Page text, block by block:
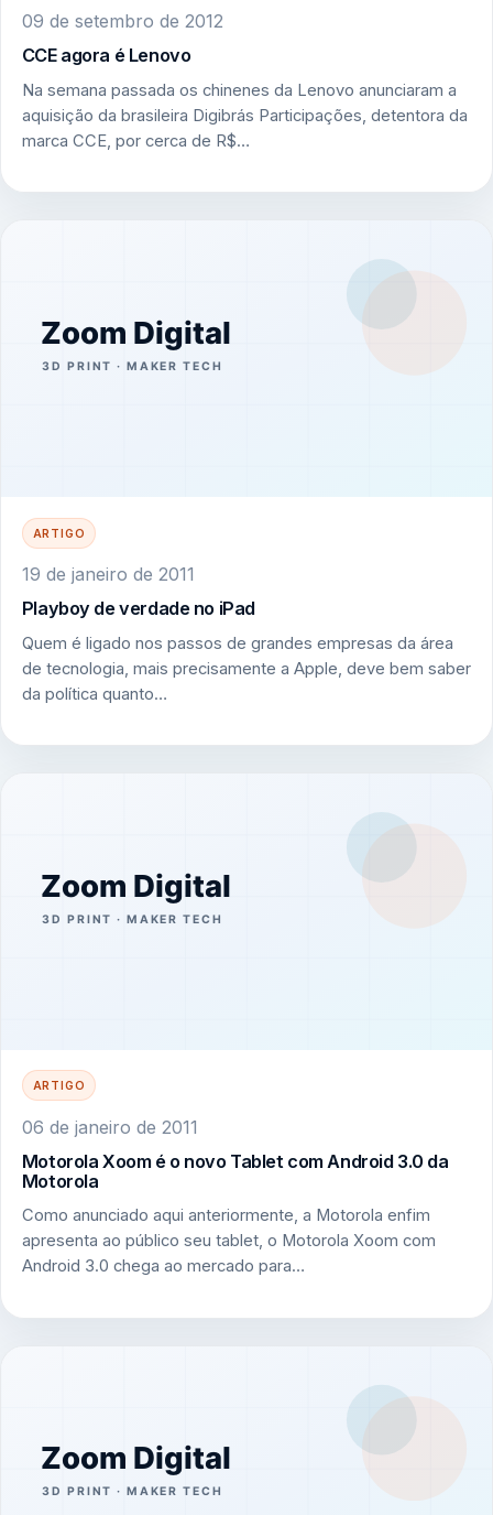
09 de setembro de 2012
CCE agora é Lenovo
Na semana passada os chinenes da Lenovo anunciaram a
aquisição da brasileira Digibrás Participações, detentora da
marca CCE, por cerca de R$…
ARTIGO
19 de janeiro de 2011
Playboy de verdade no iPad
Quem é ligado nos passos de grandes empresas da área
de tecnologia, mais precisamente a Apple, deve bem saber
da política quanto…
ARTIGO
06 de janeiro de 2011
Motorola Xoom é o novo Tablet com Android 3.0 da
Motorola
Como anunciado aqui anteriormente, a Motorola enfim
apresenta ao público seu tablet, o Motorola Xoom com
Android 3.0 chega ao mercado para…